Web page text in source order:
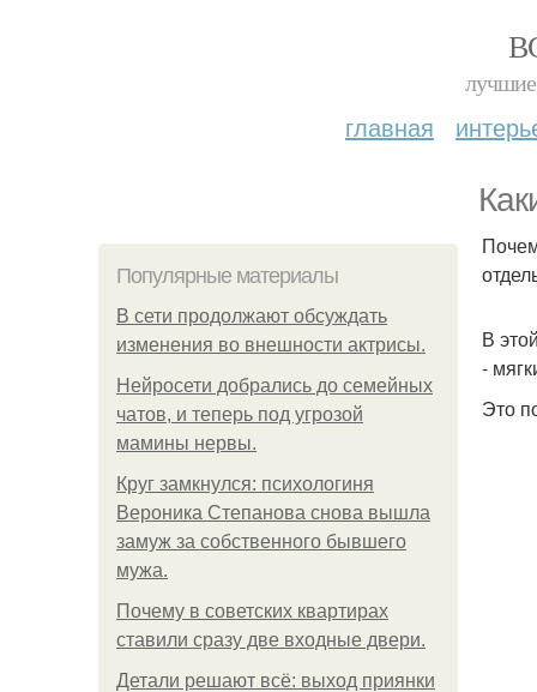
лучшие
главная
Популярные материалы
В сети продолжают обсуждать
изменения во внешности актрисы.
Нейросети добрались до семейных
чатов, и теперь под угрозой
мамины нервы.
Круг замкнулся: психологиня
Вероника Степанова снова вышла
замуж за собственного бывшего
мужа.
Почему в советских квартирах
ставили сразу две входные двери.
Детали решают всё: выход приянки
В
-
Это